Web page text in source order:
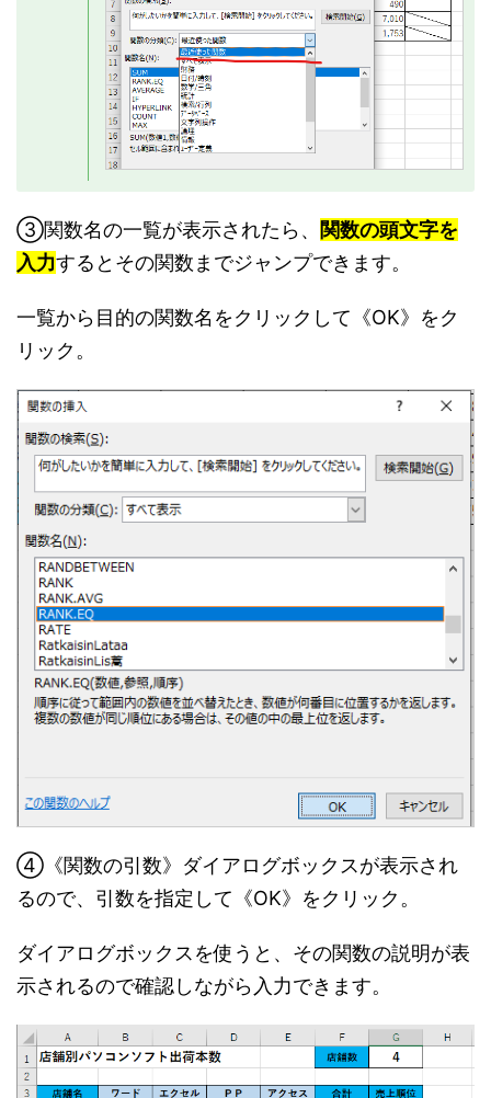
③関数名の一覧が表示されたら、 関数の頭文字を
入力するとその関数までジャンプできます。
一覧から目的の関数名をクリックして《OK》をク
リック。
④《関数の引数》ダイアログボックスが表示され
るので、引数を指定して《OK》をクリック。
ダイアログボックスを使うと、その関数の説明が表
示されるので確認しながら入力できます。